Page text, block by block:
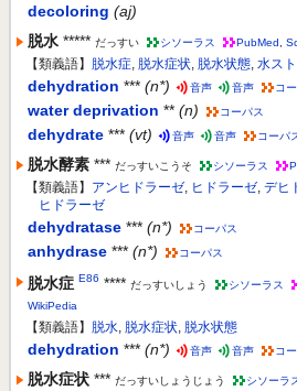
decoloring (aj)
脱水 ***** だっすい シソーラス PubMed ,
【類義語】 脱水症, 脱水症状, 脱水状態, 水ス
dehydration *** (n*) 音声 音声 コ
water deprivation ** (n) コーパス
dehydrate *** (vt) 音声 音声 コーパ
脱水酵素 *** だっすいこうそ シソーラス
【類義語】 アンヒドラーゼ, ヒドラーゼ, デヒ
ヒドラーゼ
dehydratase *** (n*) コーパス
anhydrase *** (n*) コーパス
脱水症 E86 **** だっすいしょう シソーラス
WikiPedia
【類義語】 脱水, 脱水症状, 脱水状態
dehydration *** (n*) 音声 音声 コ
脱水症状 *** だっすいしょうじょう シソーラ